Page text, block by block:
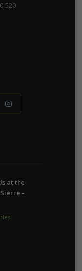
520
at the
–